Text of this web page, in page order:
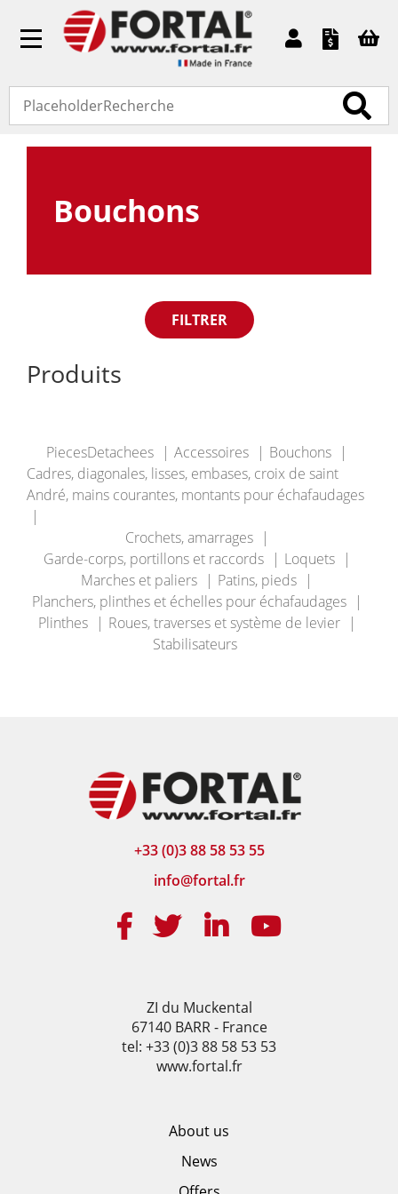
Toggle
Accueil»Pièces détachées
Bouchons
FILTRER
Produits
PiecesDetachees Accessoires
Bouchons
Cadres, diagonales, lisses, embases, croix de saint
André, mains courantes, montants pour échafaudages
Crochets, amarrages
Garde-corps, portillons et raccords
Loquets
Marches et paliers
Patins, pieds
Planchers, plinthes et échelles pour échafaudages
Plinthes
Roues, traverses et système de levier
Stabilisateurs
+33 (0)3 88 58 53 55
info@fortal.fr
ZI du Muckental
67140 BARR - France
tel: +33 (0)3 88 58 53 53
www.fortal.fr
About us
News